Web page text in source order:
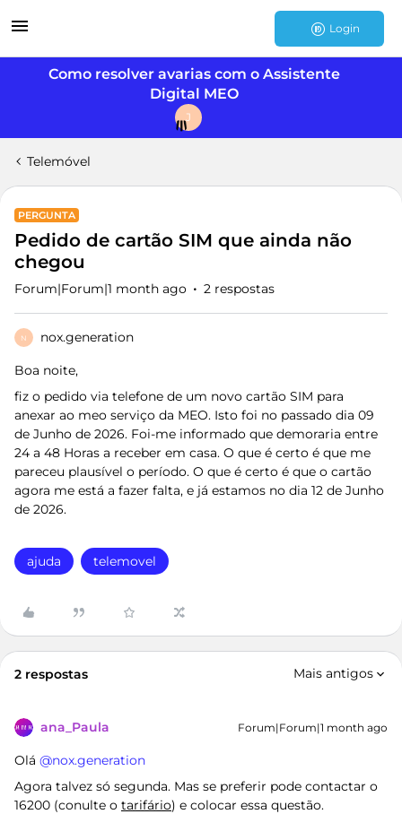
Login
Como resolver avarias com o Assistente
Digital MEO
J
Telemóvel
PERGUNTA
Pedido de cartão SIM que ainda não
chegou
Forum|Forum|1 month ago 2 respostas
N nox.generation
Boa noite,
fiz o pedido via telefone de um novo cartão SIM para
anexar ao meo serviço da MEO. Isto foi no passado dia 09
de Junho de 2026. Foi-me informado que demoraria entre
24 a 48 Horas a receber em casa. O que é certo é que me
pareceu plausível o período. O que é certo é que o cartão
agora me está a fazer falta, e já estamos no dia 12 de Junho
de 2026.
ajuda telemovel
2 respostas Mais antigos
ana_Paula Forum|Forum|1 month ago
Olá ​ @nox.generation
Agora talvez só segunda. Mas se preferir pode contactar o
16200 (conulte o tarifário) e colocar essa questão.